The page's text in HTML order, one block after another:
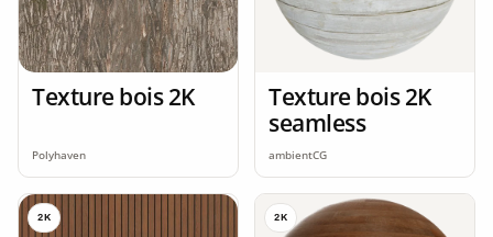
Texture bois 2K
Polyhaven
Texture bois 2K
seamless
ambientCG
2K 2K